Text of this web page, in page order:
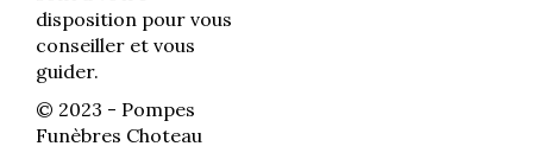
disposition pour vous
conseiller et vous
guider.
© 2023 - Pompes
Funèbres Choteau